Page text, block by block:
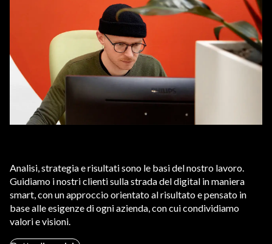
Analisi, strategia e risultati sono le basi del nostro lavoro.
Guidiamo i nostri clienti sulla strada del digital in maniera
smart, con un approccio orientato al risultato e pensato in
base alle esigenze di ogni azienda, con cui condividiamo
valori e visioni.